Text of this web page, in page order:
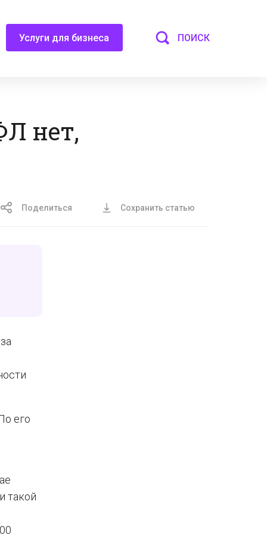
Услуги для бизнеса ПОИСК
нет,
Поделиться Сохранить статью
его
такой